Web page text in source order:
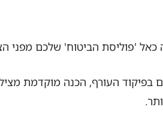
'פוליסת הביטוח' שלכם מפני
בפיקוד העורף, הכנה מוקדמת